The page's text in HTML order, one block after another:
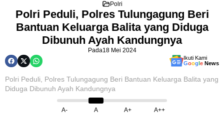
Polri
Polri Peduli, Polres Tulungagung Beri
Bantuan Keluarga Balita yang Diduga
Dibunuh Ayah Kandungnya
Pada18 Mei 2024
Ikuti Kami
Google News
Polri Peduli, Polres Tulungagung Beri Bantuan Keluarga Balita yang
Diduga Dibunuh Ayah Kandungnya
A- A A+ A++